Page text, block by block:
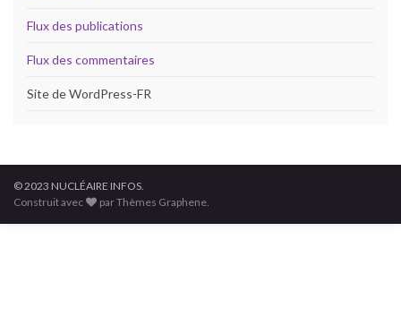
Flux des publications
Flux des commentaires
Site de WordPress-FR
© 2023 NUCLÉAIRE INFOS.
Construit avec
par Thèmes Graphene.